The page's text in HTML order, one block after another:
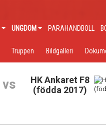
UNGDOM PARAHANDBOLL
Truppen Bildgalleri
vs
HK Ankaret F8
(födda 2017)